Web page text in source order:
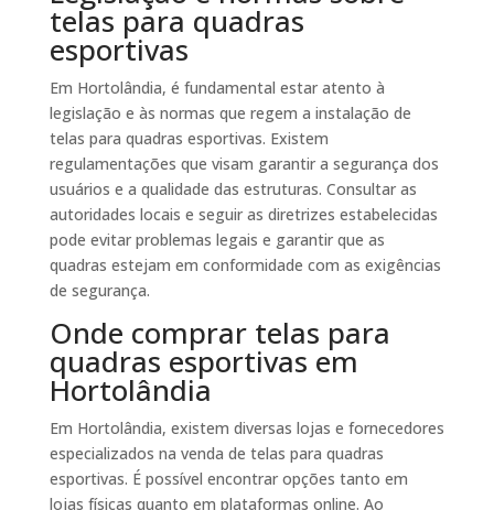
telas para quadras
esportivas
Em Hortolândia, é fundamental estar atento à
legislação e às normas que regem a instalação de
telas para quadras esportivas. Existem
regulamentações que visam garantir a segurança dos
usuários e a qualidade das estruturas. Consultar as
autoridades locais e seguir as diretrizes estabelecidas
pode evitar problemas legais e garantir que as
quadras estejam em conformidade com as exigências
de segurança.
Onde comprar telas para
quadras esportivas em
Hortolândia
Em Hortolândia, existem diversas lojas e fornecedores
especializados na venda de telas para quadras
esportivas. É possível encontrar opções tanto em
lojas físicas quanto em plataformas online. Ao